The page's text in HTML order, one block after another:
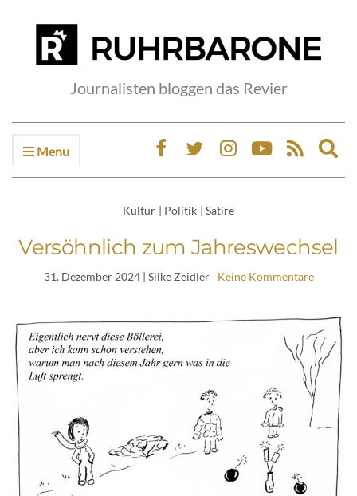
Journalisten bloggen das Revier
Menu
Kultur | Politik | Satire
Versöhnlich zum Jahreswechsel
31. Dezember 2024| Silke Zeidler Keine Kommentare